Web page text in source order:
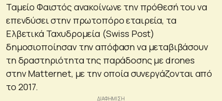
Ταμείο Φαιστός ανακοίνωνε την πρόθεσή του να
επενδύσει στην πρωτοπόρο εταιρεία, τα
Ελβετικά Ταχυδρομεία (Swiss Post)
δημοσιοποίησαν την απόφαση να μεταβιβάσουν
τη δραστηριότητα της παράδοσης με drones
στην Matternet, με την οποία συνεργάζονται από
το 2017.